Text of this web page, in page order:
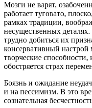
Мозги не варят,
работает туговато,
рамках традиции,
несущественных
трудно добиться их
консервативный
творческие способности,
обостряется страх
Боязнь и ожидание
и на пессимизм. В это
сознательная